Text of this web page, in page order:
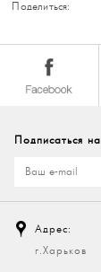
Поделиться:
Подписаться
Адрес:
г.Харьков